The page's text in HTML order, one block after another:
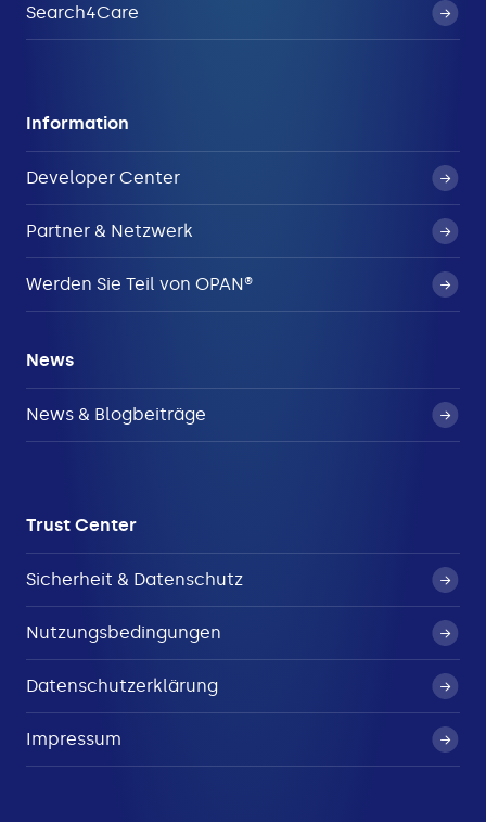
Search4Care
Information
Developer Center
Partner & Netzwerk
Werden Sie Teil von OPAN®
News
News & Blogbeiträge
Trust Center
Sicherheit & Datenschutz
Nutzungsbedingungen
Datenschutzerklärung
Impressum